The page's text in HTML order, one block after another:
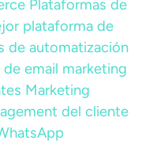
Plataformas de
plataforma de
de automatización
email marketing
Marketing
del cliente